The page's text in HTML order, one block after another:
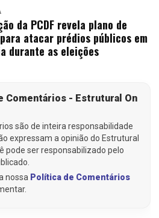
da PCDF revela plano de
atacar prédios públicos em
durante as eleições
Comentários - Estrutural On
são de inteira responsabilidade
expressam a opinião do Estrutural
pode ser responsabilizado pelo
nossa Política de Comentários